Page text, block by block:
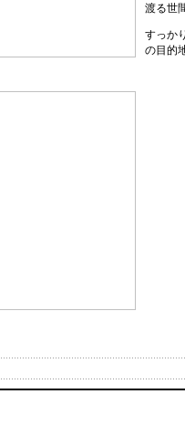
渡る世
すっか
の目的